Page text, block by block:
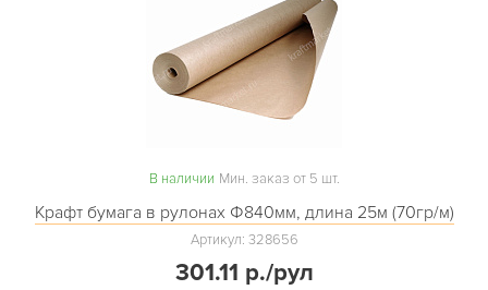
В наличии Мин. заказ от 5 шт.
Крафт бумага в рулонах Ф840мм, длина 25м (70гр/м)
Артикул: 328656
301.11 р./рул